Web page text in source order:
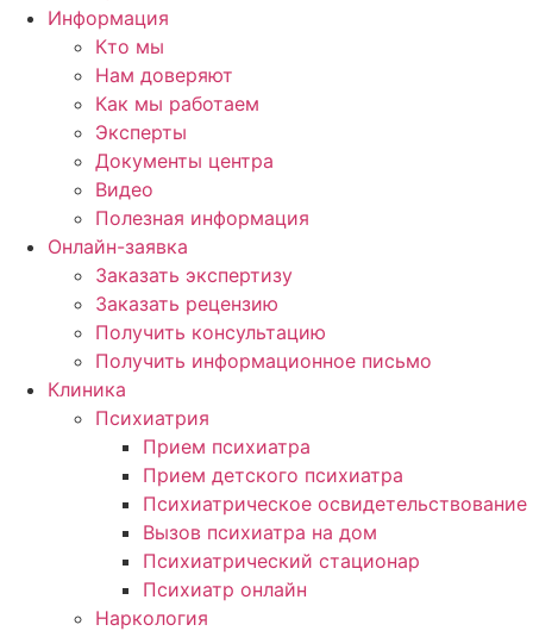
Информация
Кто мы
Нам доверяют
Как мы работаем
Эксперты
Документы центра
Видео
Полезная информация
Онлайн-заявка
Заказать экспертизу
Заказать рецензию
Получить консультацию
Получить информационное письмо
Клиника
Психиатрия
Прием психиатра
Прием детского психиатра
Психиатрическое освидетельствование
Вызов психиатра на дом
Психиатрический стационар
Психиатр онлайн
Наркология